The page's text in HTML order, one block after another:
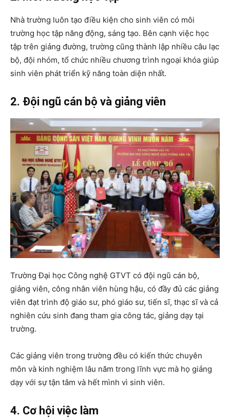
Nhà trường luôn tạo điều kiện cho sinh viên có môi
trường học tập năng động, sáng tạo. Bên cạnh việc học
tập trên giảng đường, trường cũng thành lập nhiều câu lạc
bộ, đội nhóm, tổ chức nhiều chương trình ngoại khóa giúp
sinh viên phát triển kỹ năng toàn diện nhất.
2. Đội ngũ cán bộ và giảng viên
Trường Đại học Công nghệ GTVT có đội ngũ cán bộ,
giảng viên, công nhân viên hùng hậu, có đầy đủ các giảng
viên đạt trình độ giáo sư, phó giáo sư, tiến sĩ, thạc sĩ và cả
nghiên cứu sinh đang tham gia công tác, giảng dạy tại
trường.
Các giảng viên trong trường đều có kiến thức chuyên
môn và kinh nghiệm lâu năm trong lĩnh vực mà họ giảng
dạy với sự tận tâm và hết mình vì sinh viên.
4. Cơ hội việc làm